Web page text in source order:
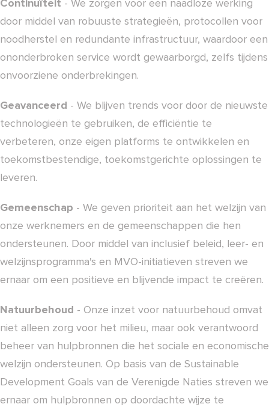
Continuïteit - We zorgen voor een naadloze werking
door middel van robuuste strategieën, protocollen voor
noodherstel en redundante infrastructuur, waardoor een
ononderbroken service wordt gewaarborgd, zelfs tijdens
onvoorziene onderbrekingen.
Geavanceerd - We blijven trends voor door de nieuwste
technologieën te gebruiken, de efficiëntie te
verbeteren, onze eigen platforms te ontwikkelen en
toekomstbestendige, toekomstgerichte oplossingen te
leveren.
Gemeenschap - We geven prioriteit aan het welzijn van
onze werknemers en de gemeenschappen die hen
ondersteunen. Door middel van inclusief beleid, leer- en
welzijnsprogramma's en MVO-initiatieven streven we
ernaar om een positieve en blijvende impact te creëren.
Natuurbehoud - Onze inzet voor natuurbehoud omvat
niet alleen zorg voor het milieu, maar ook verantwoord
beheer van hulpbronnen die het sociale en economische
welzijn ondersteunen. Op basis van de Sustainable
Development Goals van de Verenigde Naties streven we
ernaar om hulpbronnen op doordachte wijze te